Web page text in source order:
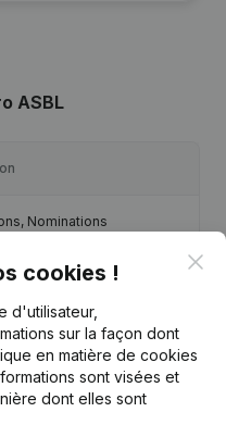
ASBL
Nominations
Nominations - Statuts
…)
Nominations - Statuts
Coordination, Autres
…)
cookies !
d'utilisateur,
sur la façon dont
en matière de cookies
sont visées et
dont elles sont